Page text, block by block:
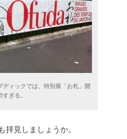
ディックでは、特別展「お札」開
ぎる。
見しましょうか。